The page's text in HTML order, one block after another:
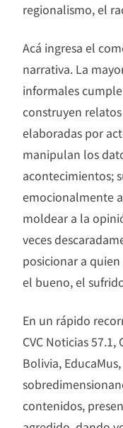
regionalismo, el
Acá ingresa el
narrativa. La
informales
construyen
elaboradas por
manipulan los
acontecimientos;
emocionalmente
moldear a la
veces
posicionar a
el bueno, el
En un rápido
CVC Noticias
Bolivia,
contenidos,